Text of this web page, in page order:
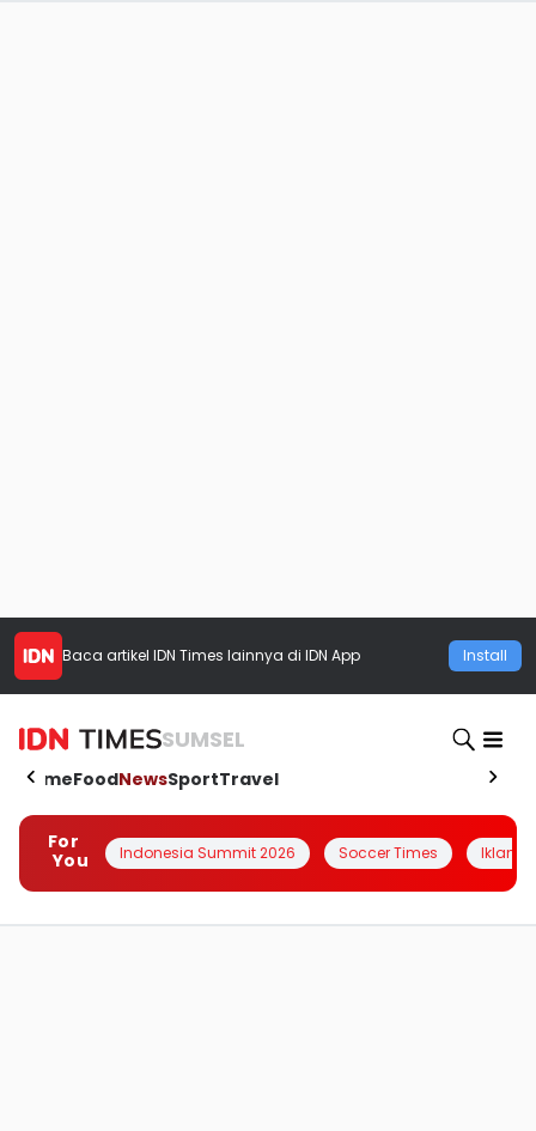
Baca artikel IDN Times lainnya di IDN App Install
SUMSEL
HomeFoodNewsSportTravel
For
You
Indonesia Summit 2026 Soccer Times Iklanin